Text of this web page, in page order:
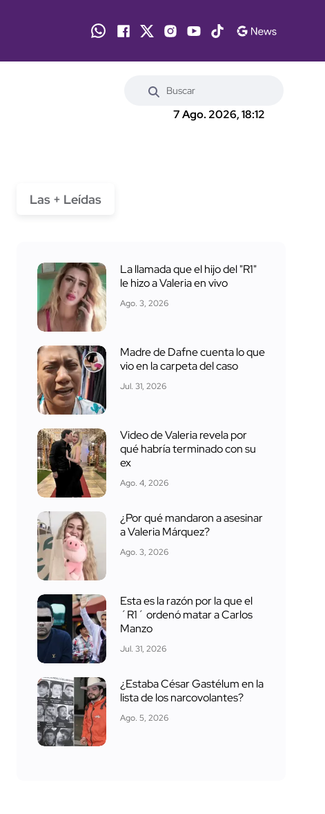
7 Ago. 2026, 18:12
Las + Leídas
La llamada que el hijo del "R1"
le hizo a Valeria en vivo
Ago. 3, 2026
Madre de Dafne cuenta lo que
vio en la carpeta del caso
Jul. 31, 2026
Video de Valeria revela por
qué habría terminado con su
ex
Ago. 4, 2026
¿Por qué mandaron a asesinar
a Valeria Márquez?
Ago. 3, 2026
Esta es la razón por la que el
´R1´ ordenó matar a Carlos
Manzo
Jul. 31, 2026
¿Estaba César Gastélum en la
lista de los narcovolantes?
Ago. 5, 2026